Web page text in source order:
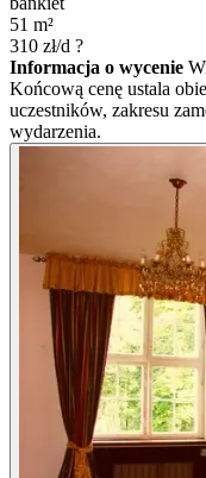
51 m²
310 zł/d ?
Informacja o wycenie
Końcową cenę ustala
uczestników, zakresu
wydarzenia.